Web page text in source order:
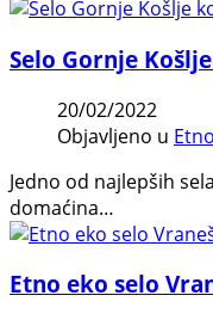
Selo Gornje
20/02/2022
Objavljeno u
Jedno od najlepših
domaćina…
Etno eko selo